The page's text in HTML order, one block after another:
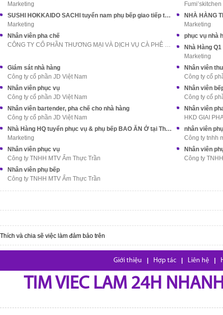
Marketing
Fumi’skitchen
SUSHI HOKKAIDO SACHI tuyển nam phụ bếp giao tiếp tiếng Nhật
Marketing
Marketing
Nhân viên pha chế
CÔNG TY CỔ PHẦN THƯƠNG MẠI VÀ DỊCH VỤ CÀ PHÊ LAB
phục vụ nhà
Marketing
Giám sát nhà hàng
Công ty cổ phần JD Việt Nam
Nhân viên
Công ty cổ
Nhân viên phục vụ
Công ty cổ phần JD Việt Nam
Nhân viên
Công ty cổ
Nhân viên bartender, pha chế cho nhà hàng
Công ty cổ phần JD Việt Nam
Nhân viên
HKD GIAI
Nhà Hàng HQ tuyển phục vụ & phụ bếp BAO ĂN Ở tại Thủ Đức
Marketing
nhân viên
Công ty tnhh
Nhân viên phục vụ
Công ty TNHH MTV Ẩm Thực Trần
Nhân viên
Công ty
Nhân viên phụ bếp
Công ty TNHH MTV Ẩm Thực Trần
Thích và chia sẽ việc làm đảm bảo trên
Giới thiệu Hợp tác Liên hệ
TIM VIEC LAM 24H